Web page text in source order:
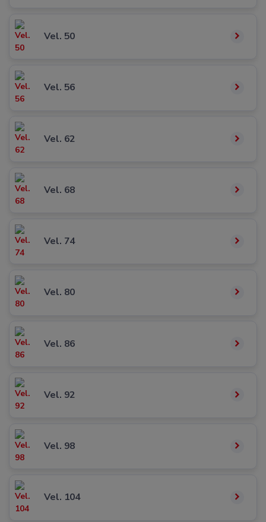
Vel. 50
Vel. 56
Vel. 62
Vel. 68
Vel. 74
Vel. 80
Vel. 86
Vel. 92
Vel. 98
Vel. 104